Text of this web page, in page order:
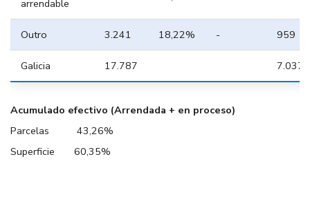
arrendable
Outro 3.241 18,22% - 959
Galicia 17.787
Acumulado efectivo (Arrendada + en proceso)
Parcelas 43,26%
Superficie 60,35%